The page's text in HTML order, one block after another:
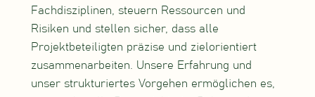
Fachdisziplinen, steuern Ressourcen und
Risiken und stellen sicher, dass alle
Projektbeteiligten präzise und zielorientiert
zusammenarbeiten. Unsere Erfahrung und
unser strukturiertes Vorgehen ermöglichen es,